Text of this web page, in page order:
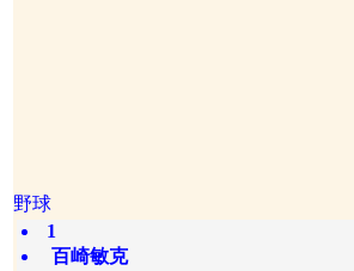
野球
1
百崎敏克